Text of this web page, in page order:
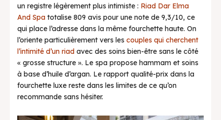
un registre légèrement plus intimiste : Riad Dar Elma
And Spa totalise 809 avis pour une note de 9,3/10, ce
qui place l’adresse dans la même fourchette haute. On
l’oriente particulièrement vers les couples qui cherchent
l’intimité d’un riad avec des soins bien-être sans le côté
« grosse structure ». Le spa propose hammam et soins
à base d’huile d’argan. Le rapport qualité-prix dans la
fourchette luxe reste dans les limites de ce qu’on
recommande sans hésiter.